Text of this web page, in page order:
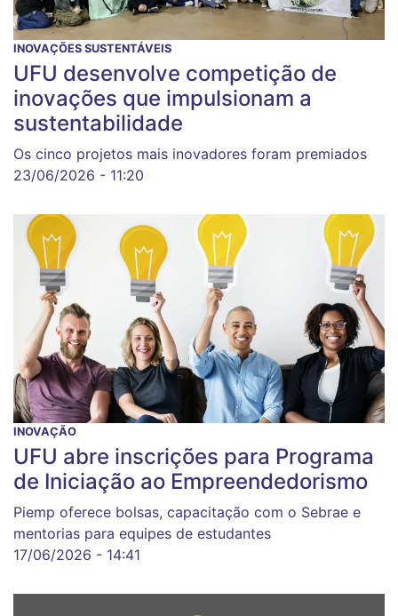
INOVAÇÕES SUSTENTÁVEIS
UFU desenvolve competição de
inovações que impulsionam a
sustentabilidade
Os cinco projetos mais inovadores foram premiados
23/06/2026 - 11:20
INOVAÇÃO
UFU abre inscrições para Programa
de Iniciação ao Empreendedorismo
Piemp oferece bolsas, capacitação com o Sebrae e
mentorias para equipes de estudantes
17/06/2026 - 14:41